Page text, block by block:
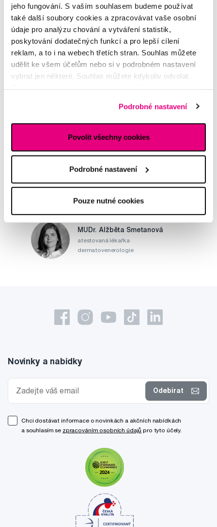
jeho fungování. S vaším souhlasem budeme používat
také další soubory cookies a zpracovávat vaše osobní
údaje pro analýzu chování a vytváření statistik,
poskytování dodatečných funkcí a pro lepší cílení
reklam, a to i na webech třetích stran. Souhlas můžete
udělit ke všem účelům nebo si v podrobném nastavení
vybrat jen některé. Souhlas můžete kdykoliv odvolat.
Podrobné nastavení
Povolit všechny cookies
Podrobné nastavení
Pouze nutné cookies
Potřebujete poradit?
Napište našim odborníkům
MDDr. Tomáš Pražák
parodontologie
Alena Růžičková
sortimentu
MUDr. Alžběta Smetanová
atestovaná lékařka
dermatovenerologie
Novinky a nabídky
Odebírat
Chci dostávat informace o novinkách a akčních nabídkách
a souhlasím se zpracováním osobních údajů pro tyto účely.